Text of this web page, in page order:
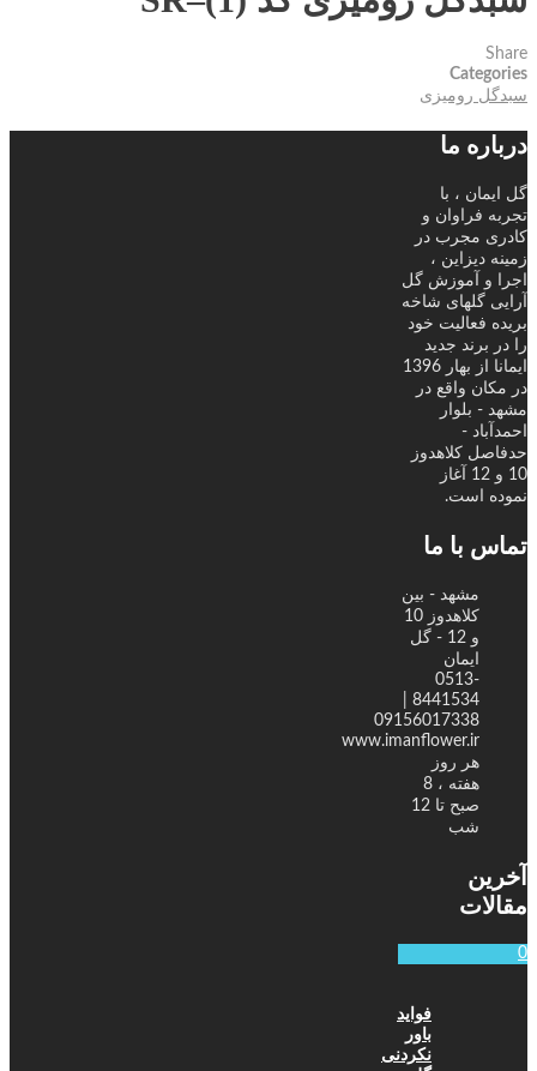
Share
Categories
سبدگل رومیزی
درباره ما
گل ایمان ، با
تجربه فراوان و
کادری مجرب در
زمینه دیزاین ،
اجرا و آموزش گل
آرایی گلهای شاخه
بریده فعالیت خود
را در برند جدید
ایمانا از بهار 1396
در مکان واقع در
مشهد - بلوار
احمدآباد -
حدفاصل کلاهدوز
10 و 12 آغاز
نموده است.
تماس با ما
مشهد - بین
کلاهدوز 10
و 12 - گل
ایمان
0513-
09156017338
www.imanflower.ir
هر روز
هفته ، 8
صبح تا 12
شب
آخرین
مقالات
0
فواید
باور
نکردنی